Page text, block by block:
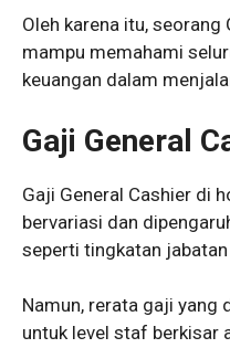
Oleh karena itu, seorang
mampu memahami
keuangan dalam
Gaji General
Gaji General Cashier di
bervariasi dan
seperti tingkatan
Namun, rerata gaji yang
untuk level staf berkisar